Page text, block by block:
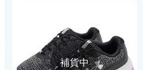
補貨中